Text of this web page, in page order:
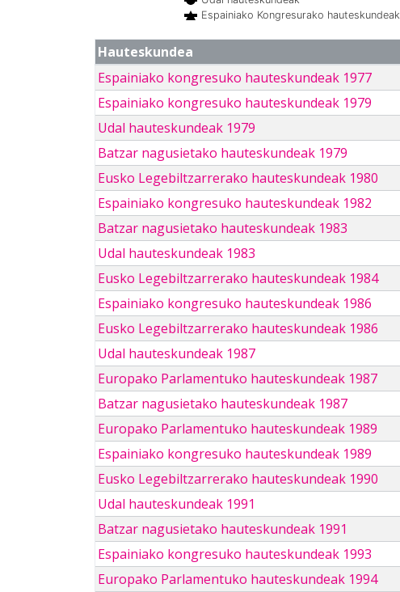
Espainiako Kongresurako hauteskundeak
Hauteskundea
Espainiako kongresuko hauteskundeak 1977
Espainiako kongresuko hauteskundeak 1979
Udal hauteskundeak 1979
Batzar nagusietako hauteskundeak 1979
Eusko Legebiltzarrerako hauteskundeak 1980
Espainiako kongresuko hauteskundeak 1982
Batzar nagusietako hauteskundeak 1983
Udal hauteskundeak 1983
Eusko Legebiltzarrerako hauteskundeak 1984
Espainiako kongresuko hauteskundeak 1986
Eusko Legebiltzarrerako hauteskundeak 1986
Udal hauteskundeak 1987
Europako Parlamentuko hauteskundeak 1987
Batzar nagusietako hauteskundeak 1987
Europako Parlamentuko hauteskundeak 1989
Espainiako kongresuko hauteskundeak 1989
Eusko Legebiltzarrerako hauteskundeak 1990
Udal hauteskundeak 1991
Batzar nagusietako hauteskundeak 1991
Espainiako kongresuko hauteskundeak 1993
Europako Parlamentuko hauteskundeak 1994